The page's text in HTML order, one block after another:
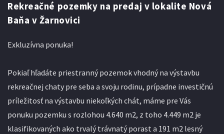
Rekreačné pozemky na predaj v lokalite Nová
Baňa v Žarnovici
Exkluzívna ponuka!
Pokiaľ hľadáte priestranný pozemok vhodný na výstavbu
rekreačnej chaty pre seba a svoju rodinu, prípadne investičnú
príležitosť na výstavbu niekoľkých chát, máme pre Vás
ponuku pozemku s rozlohou 4.640 m2, z toho 4.449 m2 je
klasifikovaných ako trvalý trávnatý porast a 191 m2 lesný